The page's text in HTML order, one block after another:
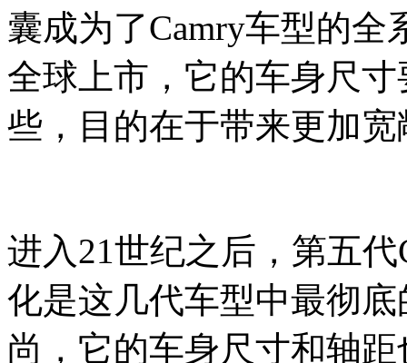
囊成为了Camry车型的全
全球上市，它的车身尺
些，目的在于带来更加
进入21世纪之后，第五
化是这几代车型中最彻
尚，它的车身尺寸和轴